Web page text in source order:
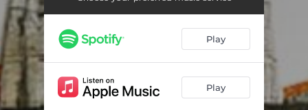
Våd Drøm 06:21
Eftertanker 04:24
Bibel 04:24
Play
Play